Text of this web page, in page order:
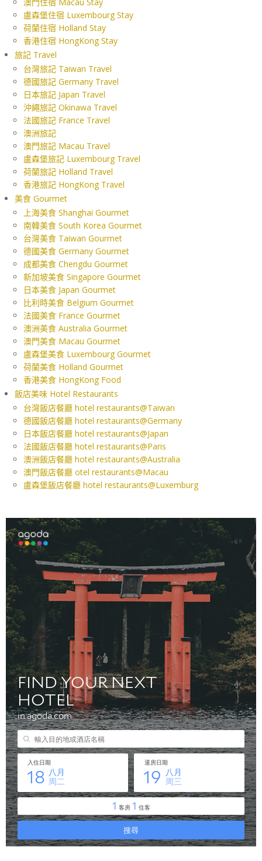
盧森堡住宿 Luxembourg Stay
荷蘭住宿 Holland Stay
香港住宿 HongKong Stay
旅記 Travel
台灣旅記 Taiwan Travel
德國旅記 Germany Travel
日本旅記 Japan Travel
沖繩旅記 Okinawa Travel
法國旅記 France Travel
澳洲旅記
澳門旅記 Macau Travel
盧森堡旅記 Luxembourg Travel
荷蘭旅記 Holland Travel
香港旅記 HongKong Travel
美食 Gourmet
上海美食 Shanghai Gourmet
南韓美食 South Korea Gourmet
台灣美食 Taiwan Gourmet
德國美食 Germany Gourmet
成都美食 Chengdu Gourmet
新加坡美食 Singapore Gourmet
日本美食 Japan Gourmet
比利時美食 Belgium Gourmet
法國美食 France Gourmet
澳洲美食 Australia Gourmet
澳門美食 Macau Gourmet
盧森堡美食 Luxembourg Gourmet
荷蘭美食 Holland Gourmet
香港美食 HongKong Food
飯店美味 Hotel Restaurants
台灣飯店餐廳 hotel restaurants@Taiwan
德國飯店餐廳 hotel restaurants@Germany
日本飯店餐廳 hotel restaurants@Japan
法國飯店餐廳 hotel restaurants@Paris
澳洲飯店餐廳 hotel restaurants@Australia
澳門飯店餐廳 otel restaurants@Macau
盧森堡飯店餐廳 hotel restaurants@Luxemburg